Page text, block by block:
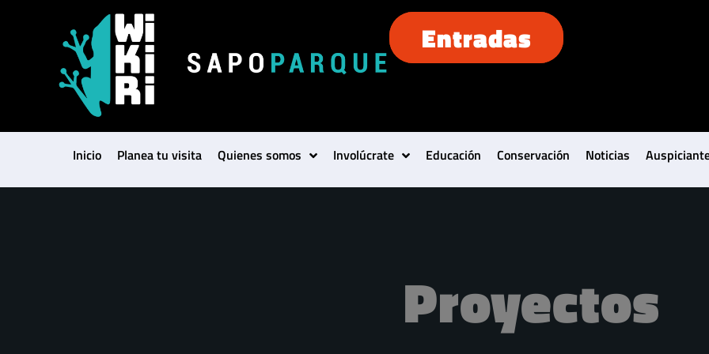
Entradas
Inicio Planea tu visita Quienes somos Involúcrate Educación Conservación Noticias
Proyectos